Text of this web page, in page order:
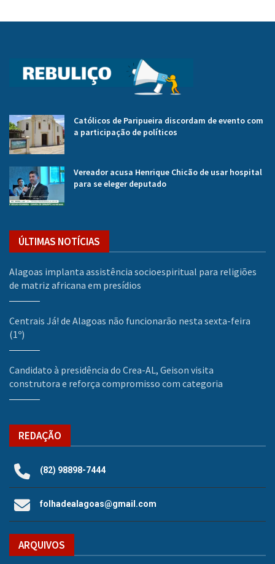
Católicos de Paripueira discordam de evento com
a participação de políticos
Vereador acusa Henrique Chicão de usar hospital
para se eleger deputado
ÚLTIMAS NOTÍCIAS
Alagoas implanta assistência socioespiritual para religiões
de matriz africana em presídios
Centrais Já! de Alagoas não funcionarão nesta sexta-feira
(1º)
Candidato à presidência do Crea-AL, Geison visita
construtora e reforça compromisso com categoria
REDAÇÃO
(82) 98898-7444
folhadealagoas@gmail.com
ARQUIVOS